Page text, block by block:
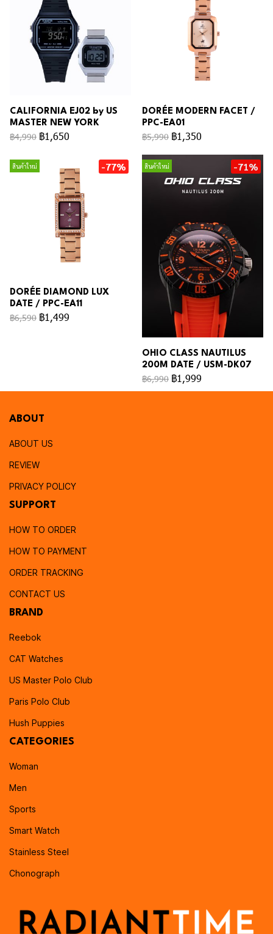
CALIFORNIA EJ02 by US
MASTER NEW YORK
฿4,990 ฿1,650
DORÉE MODERN FACET /
PPC-EA01
฿5,990 ฿1,350
สินค้าใหม่ -77%
DORÉE DIAMOND LUX
DATE / PPC-EA11
฿6,590 ฿1,499
สินค้าใหม่ -71%
OHIO CLASS NAUTILUS
200M DATE / USM-DK07
฿6,990 ฿1,999
ABOUT
ABOUT US
REVIEW
PRIVACY POLICY
SUPPORT
HOW TO ORDER
HOW TO PAYMENT
ORDER TRACKING
CONTACT US
BRAND
Reebok
CAT Watches
US Master Polo Club
Paris Polo Club
Hush Puppies
CATEGORIES
Woman
Men
Sports
Smart Watch
Stainless Steel
Chonograph